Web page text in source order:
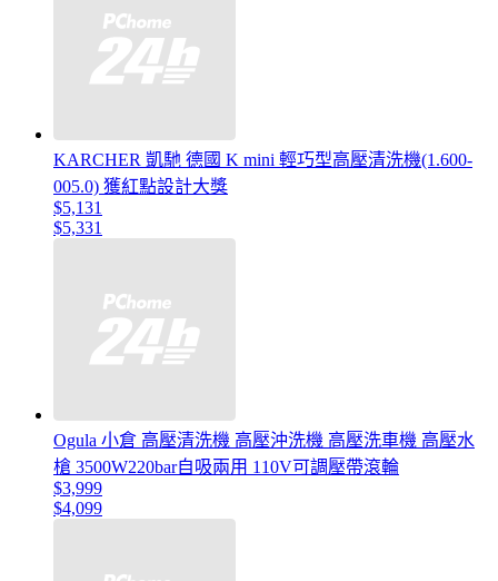
KARCHER 凱馳 德國 K mini 輕巧型高壓清洗機(1.600-
005.0) 獲紅點設計大獎
$5,131
$5,331
Ogula 小倉 高壓清洗機 高壓沖洗機 高壓洗車機 高壓水
槍 3500W220bar自吸兩用 110V可調壓帶滾輪
$3,999
$4,099